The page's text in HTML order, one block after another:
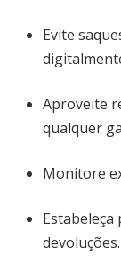
Evite
Aproveite
qualquer
Monitore
devoluções.